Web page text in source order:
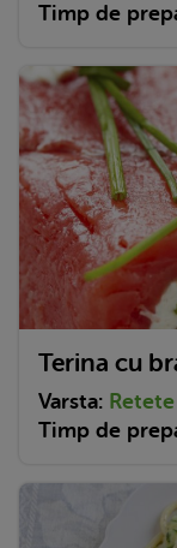
Timp de
Terina cu
Varsta:
Timp de